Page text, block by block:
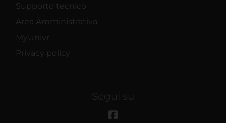
Supporto tecnico
Area Amministrativa
MyUnivr
Privacy policy
Segui su